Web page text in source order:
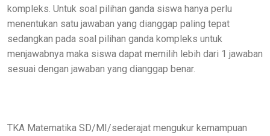
kompleks. Untuk soal pilihan ganda siswa hanya perlu
menentukan satu jawaban yang dianggap paling tepat
sedangkan pada soal pilihan ganda kompleks untuk
menjawabnya maka siswa dapat memilih lebih dari 1 jawaban
sesuai dengan jawaban yang dianggap benar.
TKA Matematika SD/MI/sederajat mengukur kemampuan